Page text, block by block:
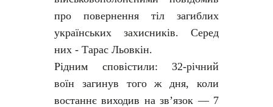
про повернення тіл загиблих
українських захисників. Серед
них - Тарас Льовкін.
Рідним сповістили: 32-річний
воїн загинув того ж дня, коли
востаннє виходив на зв’язок — 7